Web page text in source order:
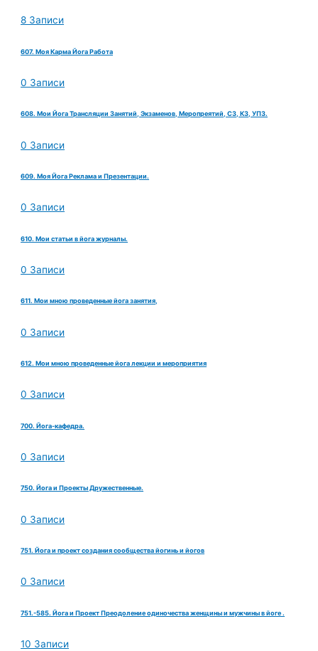
8 Записи
607. Моя Карма Йога Работа
0 Записи
608. Мои Йога Трансляции Занятий, Экзаменов, Меропреятий, СЗ, КЗ, УПЗ.
0 Записи
609. Моя Йога Реклама и Презентации.
0 Записи
610. Мои статьи в йога журналы.
0 Записи
611. Мои мною проведенные йога занятия,
0 Записи
612. Мои мною проведенные йога лекции и мероприятия
0 Записи
700. Йога-кафедра.
0 Записи
750. Йога и Проекты Дружественные.
0 Записи
751. Йога и проект создания сообщества йогинь и йогов
0 Записи
751.-585. Йога и Проект Преодоление одиночества женщины и мужчины в йоге .
10 Записи